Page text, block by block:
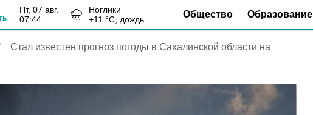
пт, 07 авг.
07:44
Ноглики
+11 °С, дождь Общество Образование
Стал известен прогноз погоды в Сахалинской области на